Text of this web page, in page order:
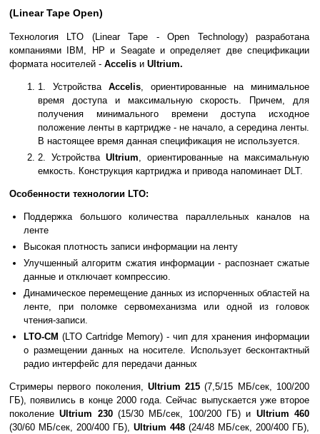
(Linear Tape Open)
Технология LTO (Linear Tape - Open Technology) разработана
компаниями IBM, HP и Seagate и определяет две спецификации
формата носителей - Accelis и Ultrium.
1. Устройства Accelis, ориентированные на минимальное
время доступа и максимальную скорость. Причем, для
получения минимального времени доступа исходное
положение ленты в картридже - не начало, а середина ленты.
В настоящее время данная спецификация не используется.
2. Устройства Ultrium, ориентированные на максимальную
емкость. Конструкция картриджа и привода напоминает DLT.
Особенности технологии LTO:
Поддержка большого количества параллельных каналов на
ленте
Высокая плотность записи информации на ленту
Улучшенный алгоритм сжатия информации - распознает сжатые
данные и отключает компрессию.
Динамическое перемещение данных из испорченных областей на
ленте, при поломке сервомеханизма или одной из головок
чтения-записи.
LTO-CM (LTO Cartridge Memory) - чип для хранения информации
о размещении данных на носителе. Использует бесконтактный
радио интерфейс для передачи данных
Стримеры первого поколения, Ultrium 215 (7,5/15 МБ/сек, 100/200
ГБ), появились в конце 2000 года. Сейчас выпускается уже второе
поколениеUltrium 230(15/30 МБ/сек, 100/200 ГБ) и Ultrium 460
(30/60 МБ/сек, 200/400 ГБ), Ultrium 448 (24/48 МБ/сек, 200/400 ГБ),